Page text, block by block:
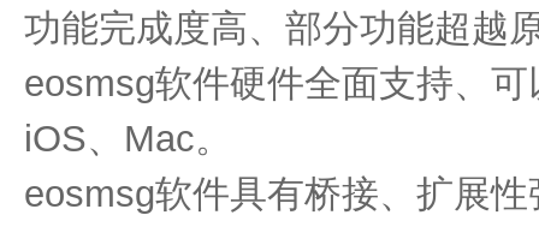
功能完成度高、部分功能超越
eosmsg软件硬件全面支持、
iOS、Mac。
eosmsg软件具有桥接、扩展